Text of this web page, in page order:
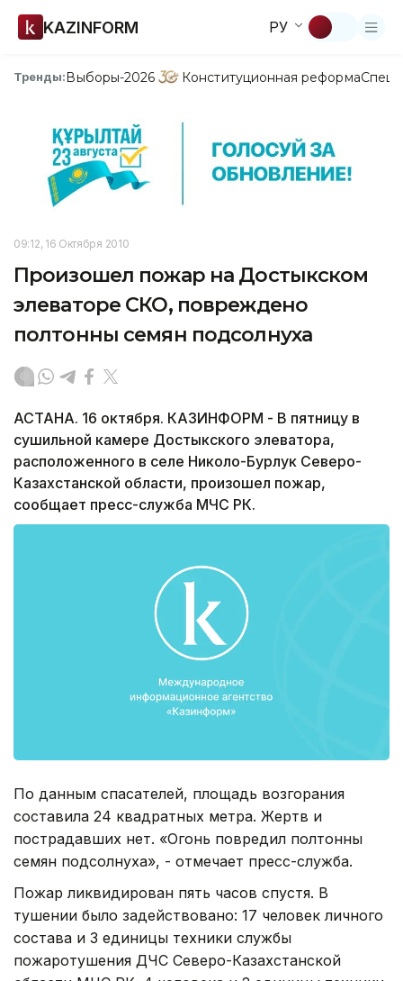
KAZINFORM РУ
Тренды:Выборы-2026 Конституционная реформа
09:12, 16 Октября 2010
Произошел пожар на Достыкском
элеваторе СКО, повреждено
полтонны семян подсолнуха
АСТАНА. 16 октября. КАЗИНФОРМ - В пятницу в
сушильной камере Достыкского элеватора,
расположенного в селе Николо-Бурлук Северо-
Казахстанской области, произошел пожар,
сообщает пресс-служба МЧС РК.
По данным спасателей, площадь возгорания
составила 24 квадратных метра. Жертв и
пострадавших нет. «Огонь повредил полтонны
семян подсолнуха», - отмечает пресс-служба.
Пожар ликвидирован пять часов спустя. В
тушении было задействовано: 17 человек личного
состава и 3 единицы техники службы
пожаротушения ДЧС Северо-Казахстанской